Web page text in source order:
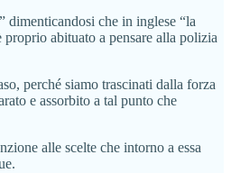
dimenticandosi che in inglese “la
abituato a pensare alla polizia
perché siamo trascinati dalla forza
e assorbito a tal punto che
alle scelte che intorno a essa